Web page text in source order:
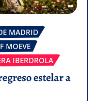
MADRID
MOEVE
IBERDROLA
estelar a